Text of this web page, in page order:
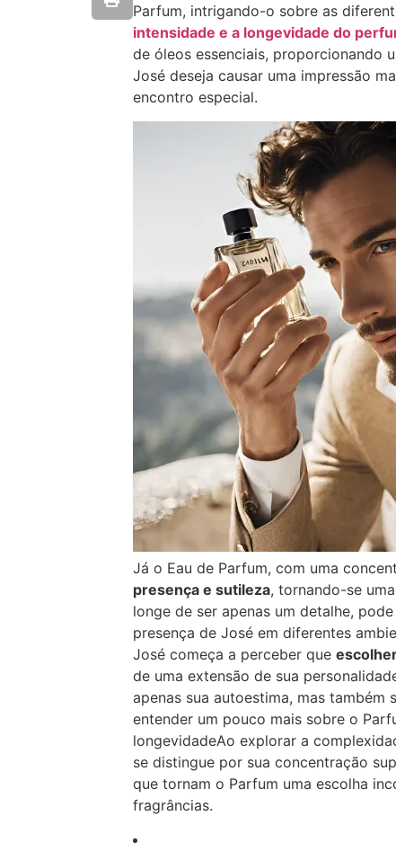
Parfum, intrigando-o sobre as
intensidade e a longevidade do
de óleos essenciais, proporcionando
José deseja causar uma impressão
encontro especial.
Já o Eau de Parfum, com uma
presença e sutileza, tornando-se
longe de ser apenas um detalhe,
presença de José em diferentes
José começa a perceber que
de uma extensão de sua
apenas sua autoestima, mas também
entender um pouco mais sobre o
longevidadeAo explorar a
se distingue por sua concentração
que tornam o Parfum uma escolha
fragrâncias.